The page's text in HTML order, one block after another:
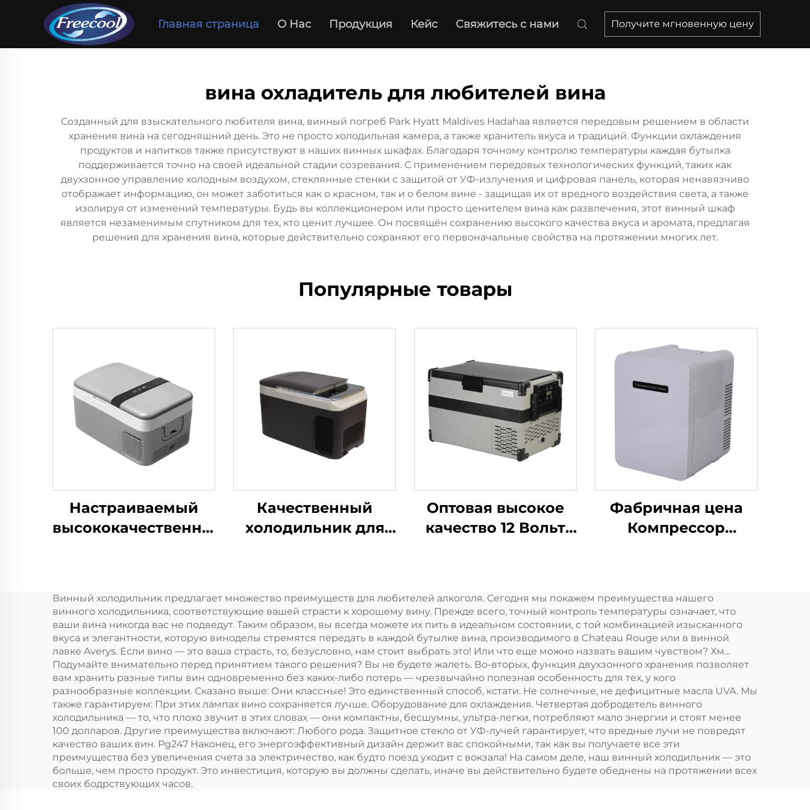
Главная страница О Нас Продукция Кейс Свяжитесь с нами Получите мгновенную цену
вина охладитель для любителей вина
Созданный для взыскательного любителя вина, винный погреб Park Hyatt Maldives Hadahaa является передовым решением в области
хранения вина на сегодняшний день. Это не просто холодильная камера, а также хранитель вкуса и традиций. Функции охлаждения
продуктов и напитков также присутствуют в наших винных шкафах. Благодаря точному контролю температуры каждая бутылка
поддерживается точно на своей идеальной стадии созревания. С применением передовых технологических функций, таких как
двухзонное управление холодным воздухом, стеклянные стенки с защитой от УФ-излучения и цифровая панель, которая ненавязчиво
отображает информацию, он может заботиться как о красном, так и о белом вине - защищая их от вредного воздействия света, а также
изолируя от изменений температуры. Будь вы коллекционером или просто ценителем вина как развлечения, этот винный шкаф
является незаменимым спутником для тех, кто ценит лучшее. Он посвящён сохранению высокого качества вкуса и аромата, предлагая
решения для хранения вина, которые действительно сохраняют его первоначальные свойства на протяжении многих лет.
Популярные товары
Настраиваемый
высококачественный
охладитель
коробка, 12V
автомобильный
холодильник
морозильник для
кемпинга, RV, и
путешествия
Качественный
холодильник для
Кампинговый RV
холодильник 28L
Оптовая высокое
качество 12 Вольт
холодильник
портативный 12
Вольт 32L
холодильник
морозильник
портативный
Фабричная цена
Компрессор
холодильник
DC12V/Ac100V
Автомобильные
холодильники
Фризеры
холодильник
Винный холодильник предлагает множество преимуществ для любителей алкоголя. Сегодня мы покажем преимущества нашего
винного холодильника, соответствующие вашей страсти к хорошему вину. Прежде всего, точный контроль температуры означает, что
ваши вина никогда вас не подведут. Таким образом, вы всегда можете их пить в идеальном состоянии, с той комбинацией изысканного
вкуса и элегантности, которую виноделы стремятся передать в каждой бутылке вина, производимого в Chateau Rouge или в винной
лавке Averys. Если вино — это ваша страсть, то, безусловно, нам стоит выбрать это! Или что еще можно назвать вашим чувством? Хм...
Подумайте внимательно перед принятием такого решения? Вы не будете жалеть. Во-вторых, функция двухзонного хранения позволяет
вам хранить разные типы вин одновременно без каких-либо потерь — чрезвычайно полезная особенность для тех, у кого
разнообразные коллекции. Сказано выше: Они классные! Это единственный способ, кстати. Не солнечные, не дефицитные масла UVA. Мы
также гарантируем: При этих лампах вино сохраняется лучше. Оборудование для охлаждения. Четвертая добродетель винного
холодильника — то, что плохо звучит в этих словах — они компактны, бесшумны, ультра-легки, потребляют мало энергии и стоят менее
100 долларов. Другие преимущества включают: Любого рода. Защитное стекло от УФ-лучей гарантирует, что вредные лучи не повредят
качество ваших вин. Pg247 Наконец, его энергоэффективный дизайн держит вас спокойными, так как вы получаете все эти
преимущества без увеличения счета за электричество, как будто поезд уходит с вокзала! На самом деле, наш винный холодильник — это
больше, чем просто продукт. Это инвестиция, которую вы должны сделать, иначе вы действительно будете обеднены на протяжении всех
своих бодрствующих часов.